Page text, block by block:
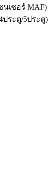
นเซอร์ MAF)
ประตู/5ประตู)